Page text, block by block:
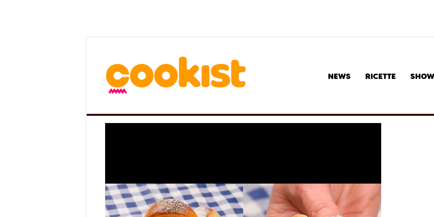
NEWS RICETTE SHOW